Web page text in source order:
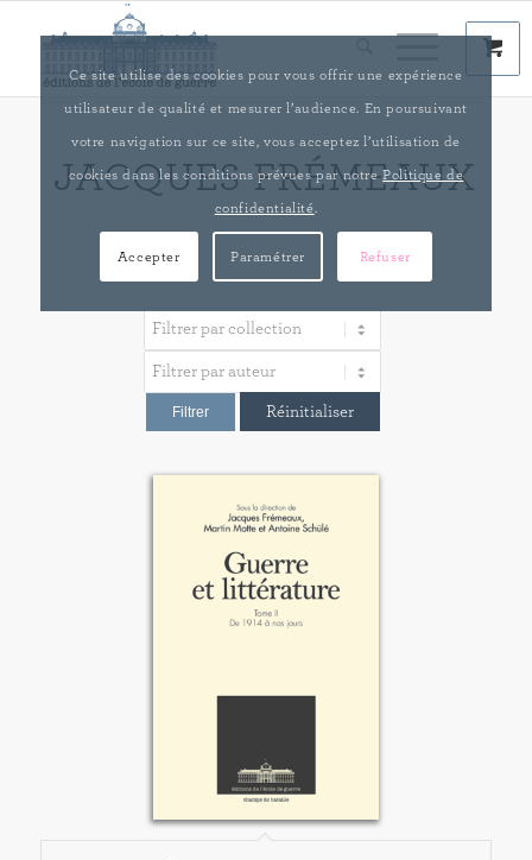
JACQUES FRÉMEAUX
Réinitialiser
Ce site utilise des cookies pour vous offrir une expérience
utilisateur de qualité et mesurer l’audience. En poursuivant
votre navigation sur ce site, vous acceptez l’utilisation de
cookies dans les conditions prévues par notrePolitique de
confidentialité
Accepter Paramétrer Refuser